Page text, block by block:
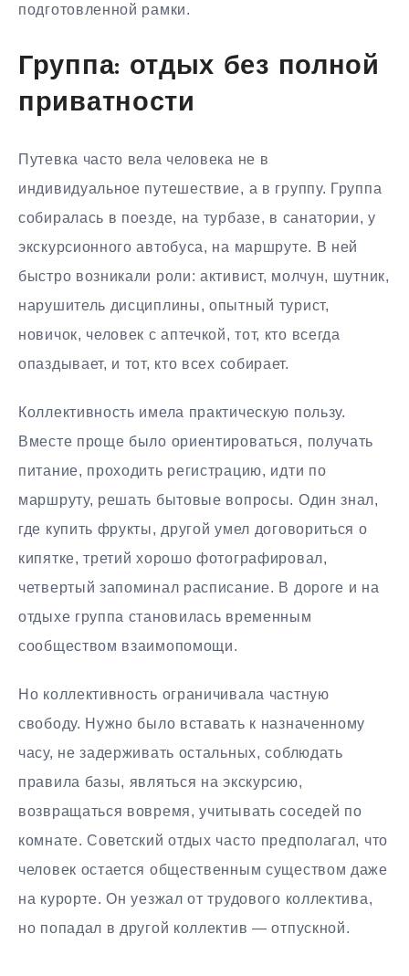
подготовленной рамки.
Группа: отдых без полной
приватности
Путевка часто вела человека не в
индивидуальное путешествие, а в группу. Группа
собиралась в поезде, на турбазе, в санатории, у
экскурсионного автобуса, на маршруте. В ней
быстро возникали роли: активист, молчун, шутник,
нарушитель дисциплины, опытный турист,
новичок, человек с аптечкой, тот, кто всегда
опаздывает, и тот, кто всех собирает.
Коллективность имела практическую пользу.
Вместе проще было ориентироваться, получать
питание, проходить регистрацию, идти по
маршруту, решать бытовые вопросы. Один знал,
где купить фрукты, другой умел договориться о
кипятке, третий хорошо фотографировал,
четвертый запоминал расписание. В дороге и на
отдыхе группа становилась временным
сообществом взаимопомощи.
Но коллективность ограничивала частную
свободу. Нужно было вставать к назначенному
часу, не задерживать остальных, соблюдать
правила базы, являться на экскурсию,
возвращаться вовремя, учитывать соседей по
комнате. Советский отдых часто предполагал, что
человек остается общественным существом даже
на курорте. Он уезжал от трудового коллектива,
но попадал в другой коллектив — отпускной.